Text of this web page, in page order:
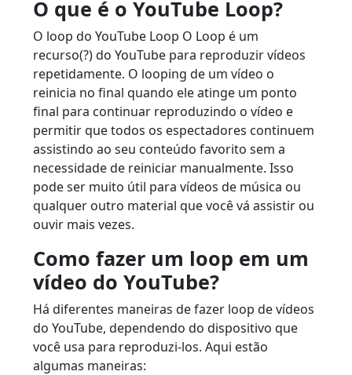
O que é o YouTube Loop?
O loop do YouTube Loop O Loop é um
recurso(?) do YouTube para reproduzir vídeos
repetidamente. O looping de um vídeo o
reinicia no final quando ele atinge um ponto
final para continuar reproduzindo o vídeo e
permitir que todos os espectadores continuem
assistindo ao seu conteúdo favorito sem a
necessidade de reiniciar manualmente. Isso
pode ser muito útil para vídeos de música ou
qualquer outro material que você vá assistir ou
ouvir mais vezes.
Como fazer um loop em um
vídeo do YouTube?
Há diferentes maneiras de fazer loop de vídeos
do YouTube, dependendo do dispositivo que
você usa para reproduzi-los. Aqui estão
algumas maneiras: